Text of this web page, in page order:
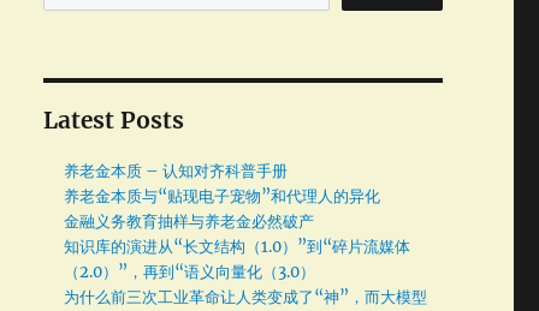
Latest Posts
养老金本质 – 认知对齐科普手册
养老金本质与“贴现电子宠物”和代理人的异化
金融义务教育抽样与养老金必然破产
知识库的演进从“长文结构（1.0）”到“碎片流媒体
（2.0）”，再到“语义向量化（3.0）
为什么前三次工业革命让人类变成了“神”，而大模型